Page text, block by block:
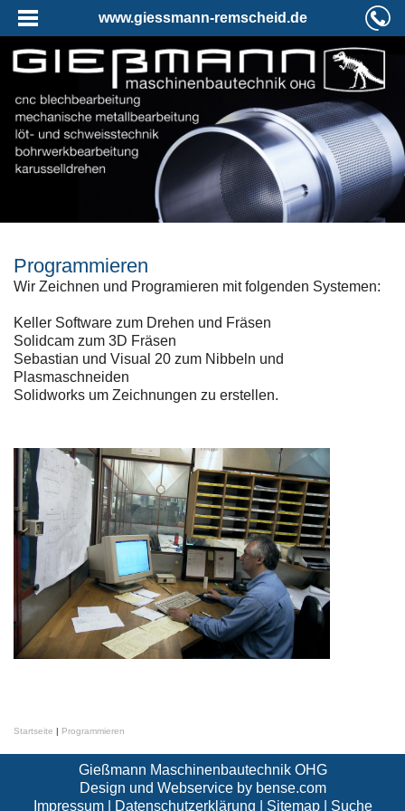
www.giessmann-remscheid.de
Programmieren
Wir Zeichnen und Programieren mit folgenden Systemen:
Keller Software zum Drehen und Fräsen
Solidcam zum 3D Fräsen
Sebastian und Visual 20 zum Nibbeln und
Plasmaschneiden
Solidworks um Zeichnungen zu erstellen.
Startseite | Programmieren
Gießmann Maschinenbautechnik OHG
Design und Webservice by bense.com
Impressum| Datenschutzerklärung Sitemap| Suche